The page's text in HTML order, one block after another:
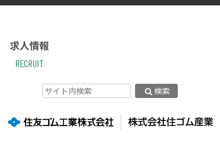
求人情報
RECRUIT
検索